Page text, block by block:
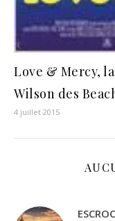
Love & Mercy,
Wilson des
4 juillet 2015